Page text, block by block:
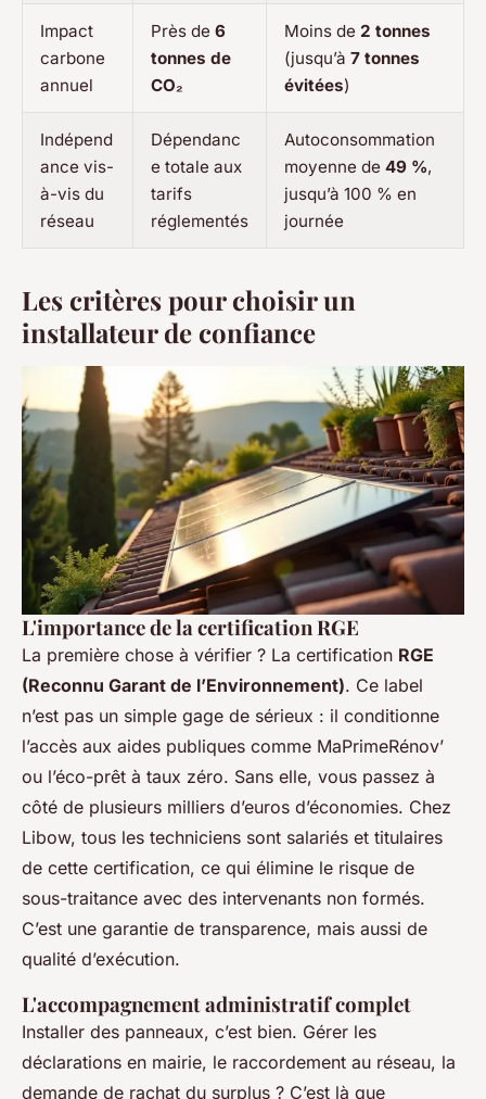
Impact
carbone
annuel
Près de 6
tonnes de
CO₂
Moins de 2 tonnes
(jusqu’à 7 tonnes
évitées)
Indépend
ance vis-
à-vis du
réseau
Dépendanc
e totale aux
tarifs
réglementés
Autoconsommation
moyenne de 49 %,
jusqu’à 100 % en
journée
Les critères pour choisir un
installateur de confiance
L'importance de la certification RGE
La première chose à vérifier ? La certification RGE
(Reconnu Garant de l’Environnement). Ce label
n’est pas un simple gage de sérieux : il conditionne
l’accès aux aides publiques comme MaPrimeRénov’
ou l’éco-prêt à taux zéro. Sans elle, vous passez à
côté de plusieurs milliers d’euros d’économies. Chez
Libow, tous les techniciens sont salariés et titulaires
de cette certification, ce qui élimine le risque de
sous-traitance avec des intervenants non formés.
C’est une garantie de transparence, mais aussi de
qualité d’exécution.
L'accompagnement administratif complet
Installer des panneaux, c’est bien. Gérer les
déclarations en mairie, le raccordement au réseau, la
demande de rachat du surplus ? C’est là que